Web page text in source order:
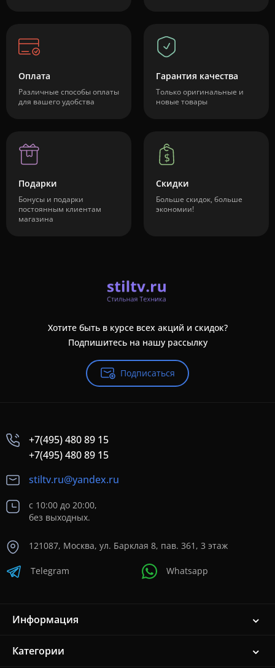
Оплата
Различные способы оплаты
для вашего удобства
Гарантия качества
Только оригинальные и
новые товары
Подарки
Бонусы и подарки
постоянным клиентам
магазина
Скидки
Больше скидок, больше
экономии!
Хотите быть в курсе всех акций и скидок?
Подпишитесь на нашу рассылку
Подписаться
+7(495) 480 89 15
+7(495) 480 89 15
stiltv.ru@yandex.ru
с 10:00 до 20:00,
без выходных.
121087, Москва, ул. Барклая 8, пав. 361, 3 этаж
Telegram Whatsapp
Информация
Категории